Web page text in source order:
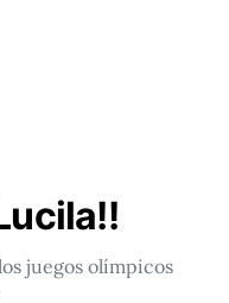
juegos olímpicos